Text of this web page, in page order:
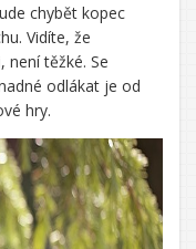
chybět kopec
Vidíte, že
není těžké. Se
odlákat je od
hry.